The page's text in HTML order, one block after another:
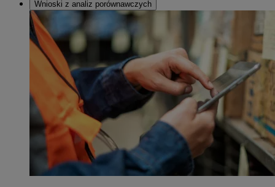
Wnioski z analiz porównawczych